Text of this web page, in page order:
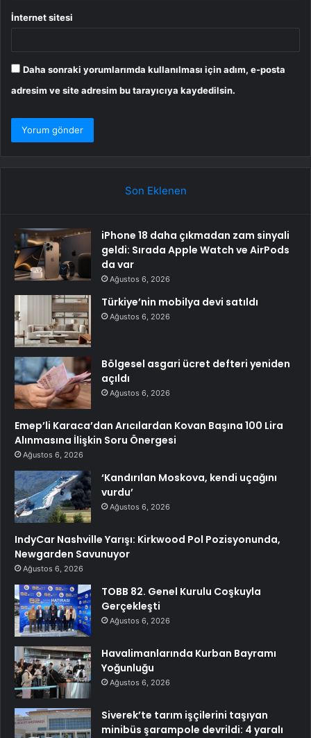
İnternet sitesi
Daha sonraki yorumlarımda kullanılması için adım, e-posta
adresim ve site adresim bu tarayıcıya kaydedilsin.
Son Eklenen
iPhone 18 daha çıkmadan zam sinyali
geldi: Sırada Apple Watch ve AirPods
da var
Ağustos 6, 2026
Türkiye’nin mobilya devi satıldı
Ağustos 6, 2026
Bölgesel asgari ücret defteri yeniden
açıldı
Ağustos 6, 2026
Emep’li Karaca’dan Arıcılardan Kovan Başına 100 Lira
Alınmasına İlişkin Soru Önergesi
Ağustos 6, 2026
‘Kandırılan Moskova, kendi uçağını
vurdu’
Ağustos 6, 2026
IndyCar Nashville Yarışı: Kirkwood Pol Pozisyonunda,
Newgarden Savunuyor
Ağustos 6, 2026
TOBB 82. Genel Kurulu Coşkuyla
Gerçekleşti
Ağustos 6, 2026
Havalimanlarında Kurban Bayramı
Yoğunluğu
Ağustos 6, 2026
Siverek’te tarım işçilerini taşıyan
minibüs şarampole devrildi: 4 yaralı